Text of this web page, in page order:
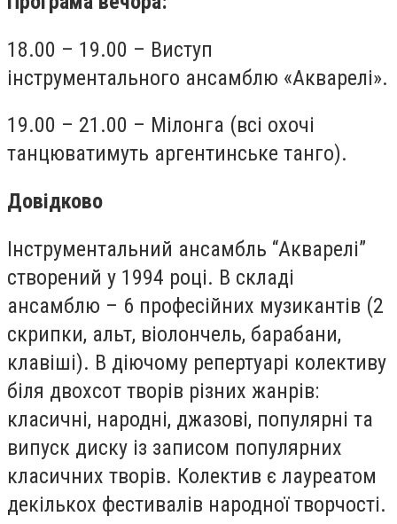
18.00 – 19.00 – Виступ
інструментального ансамблю «Акварелі».
19.00 – 21.00 – Мілонга (всі охочі
танцюватимуть аргентинське танго).
Довідково
Інструментальний ансамбль “Акварелі”
створений у 1994 році. В складі
ансамблю – 6 професійних музикантів (2
скрипки, альт, віолончель, барабани,
клавіші). В діючому репертуарі колективу
біля двохсот творів різних жанрів:
класичні, народні, джазові, популярні та
випуск диску із записом популярних
класичних творів. Колектив є лауреатом
декількох фестивалів народної творчості.